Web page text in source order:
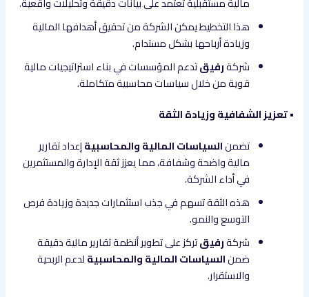
هذا التخطيط يمكن الشركة من تحقيق أهدافها المالية
وزيادة أرباحها بشكل مستدام.
شركةرفيقتدعم المؤسسات في بناء استراتيجيات مالية
قوية من خلال سياسات محاسبية متكاملة.
• تعزيز الشفافية وزيادة الثقة
تضمنالسياسات المالية والمحاسبيةإعداد تقارير
مالية واضحة وشفافة، مما يعزز ثقة الإدارة والمستثمرين
في أداء الشركة.
هذه الثقة تسهم في جذب استثمارات جديدة وزيادة فرص
التوسع والنمو.
شركةرفيقتركز على تطوير أنظمة تقارير مالية دقيقة
ضمنالسياسات المالية والمحاسبيةلدعم الربحية
والاستقرار.